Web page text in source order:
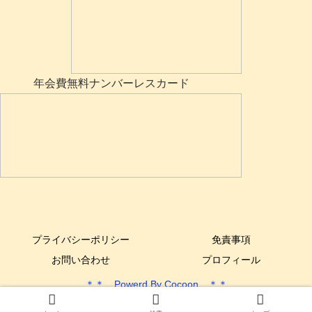
年会費無料ナンバーレスカード
プライバシーポリシー
免責事項
お問い合わせ
プロフィール
＊＊ Powerd By Cocoon ＊＊
Copyright © 2017-2025 できるYone DIY All Rights Reserved.